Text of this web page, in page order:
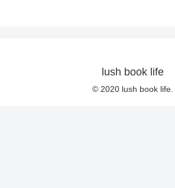
lush book life
© 2020 lush book life.